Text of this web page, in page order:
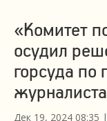
«Комитет
осудил
горсуда по
Дек 19, 2024 08:35 |